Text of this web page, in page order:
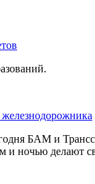
БАМ и
ночью делают